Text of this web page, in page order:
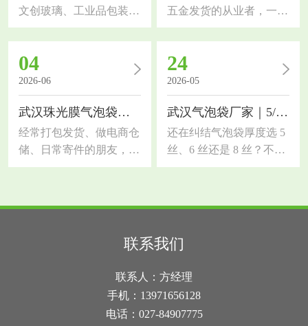
文创玻璃、工业品包装的
朋友，对缓冲气泡膜的需
求一定很大。市面上气泡
膜质量参差不齐，选错容
易出现货品破损、受潮、
抗压性差等问题。今天结
合本地行业需求，科普湖
北气泡膜厂家选材知识，
帮大家分清优劣、选对适
配品类，降低包装损耗和
防震、缓冲效果，同时具
备防水、防潮、防刮花的
碎、易损、货品的运输包
五金发货的从业者，一定
要了解武汉共挤膜气泡
袋，作为缓冲包装材料，
对比普通珠光气泡袋防护
能力提升一大截，今天拆
解材质优势、适用行业和
选材技巧。传统单层气泡
袋韧性差，尖锐五金、玻
璃制品易刺破，而共挤膜
采用多层复合共挤工艺，
密闭遮光，具备防水防
潮、防静电多重功能。武
输易淋雨，这款包装滴水
不透，能
04
2026-06
武汉珠光膜气泡袋｜和普通气泡袋、快递袋的区别
经常打包发货、做电商仓
储、日常寄件的朋友，大
概率都纠结过包装选材！
得相似，实际材质、防护
效果、颜值和适用场景差
距超大。选错包装要么货
品磕碰破损，要么过度包
装浪费成本，今天一次性
讲透三者核心区别，新手
24
2026-05
武汉气泡袋厂家｜5/6/8 丝怎么选？一篇讲透
还在纠结气泡袋厚度选 5
丝、6 丝还是 8 丝？不同
厚度防护力和成本差很
操经验，帮你理清 3 种常
用厚度的用途差别，新手
也能快速选对先搞懂基础
韧性越强、防护越好，价
联系我们
联系人：方经理
手机：13971656128
电话：027-84907775